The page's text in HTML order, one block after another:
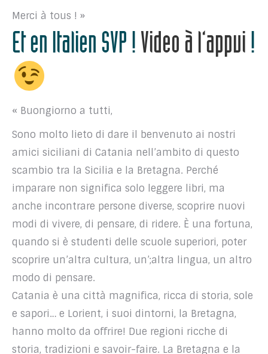
Merci à tous ! »
Et en Italien SVP ! Video à l’appui !
« Buongiorno a tutti,
Sono molto lieto di dare il benvenuto ai nostri
amici siciliani di Catania nell’ambito di questo
scambio tra la Sicilia e la Bretagna. Perché
imparare non significa solo leggere libri, ma
anche incontrare persone diverse, scoprire nuovi
modi di vivere, di pensare, di ridere. È una fortuna,
quando si è studenti delle scuole superiori, poter
scoprire un’altra cultura, un’;altra lingua, un altro
modo di pensare.
Catania è una città magnifica, ricca di storia, sole
e sapori… e Lorient, i suoi dintorni, la Bretagna,
hanno molto da offrire! Due regioni ricche di
storia, tradizioni e savoir-faire. La Bretagna e la